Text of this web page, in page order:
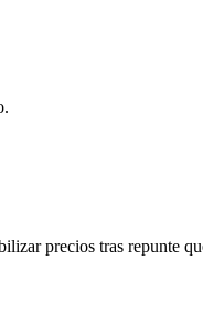
precios tras repunte